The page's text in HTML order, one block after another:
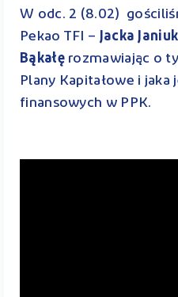
W odc. 2 (8.02)
Pekao TFI – Jacka
Bąkałęrozmawiając o
Plany Kapitałowe i
finansowych w PPK.